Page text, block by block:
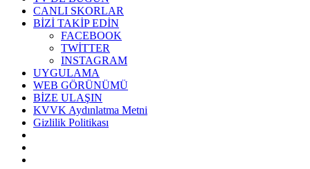
CANLI SKORLAR
BİZİ TAKİP EDİN
FACEBOOK
TWİTTER
INSTAGRAM
UYGULAMA
WEB GÖRÜNÜMÜ
BİZE ULAŞIN
KVVK Aydınlatma Metni
Gizlilik Politikası